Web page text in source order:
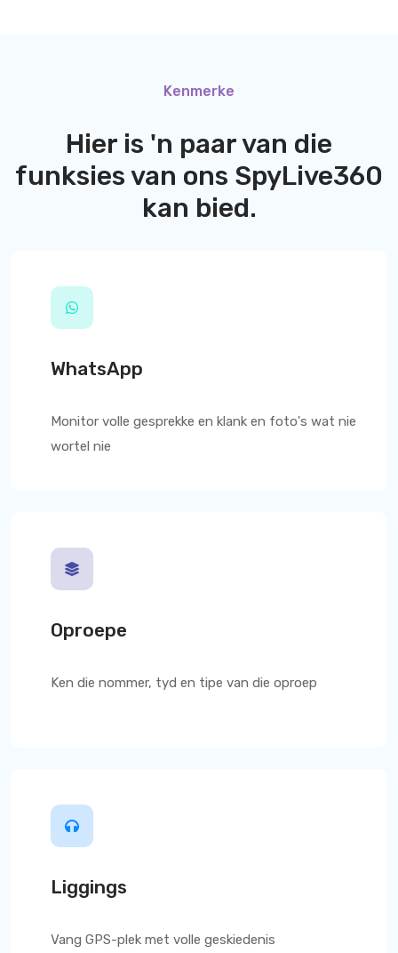
Kenmerke
Hier is 'n paar van die
funksies van ons SpyLive360
kan bied.
WhatsApp
Monitor volle gesprekke en klank en foto's wat nie
wortel nie
Oproepe
Ken die nommer, tyd en tipe van die oproep
Liggings
Vang GPS-plek met volle geskiedenis